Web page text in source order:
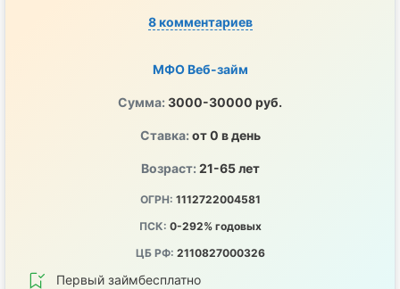
8 комментариев
МФО Веб-займ
Сумма: 3000-30000 руб.
Ставка: от 0 в день
Возраст: 21-65 лет
ОГРН: 1112722004581
ПСК: 0-292% годовых
ЦБ РФ: 2110827000326
Первый займбесплатно